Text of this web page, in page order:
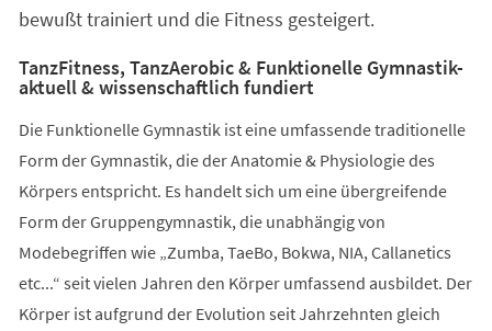
bewußt trainiert und die Fitness gesteigert.
TanzFitness, TanzAerobic & Funktionelle Gymnastik-
aktuell & wissenschaftlich fundiert
Die Funktionelle Gymnastik ist eine umfassende traditionelle
Form der Gymnastik, die der Anatomie & Physiologie des
Körpers entspricht. Es handelt sich um eine übergreifende
Form der Gruppengymnastik, die unabhängig von
Modebegriffen wie „Zumba, TaeBo, Bokwa, NIA, Callanetics
etc...“ seit vielen Jahren den Körper umfassend ausbildet. Der
Körper ist aufgrund der Evolution seit Jahrzehnten gleich